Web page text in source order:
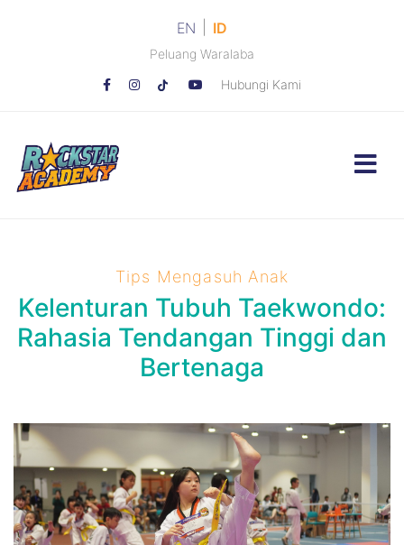
EN ID
Peluang Waralaba
Hubungi Kami
Tips Mengasuh Anak
Kelenturan Tubuh Taekwondo:
Rahasia Tendangan Tinggi dan
Bertenaga